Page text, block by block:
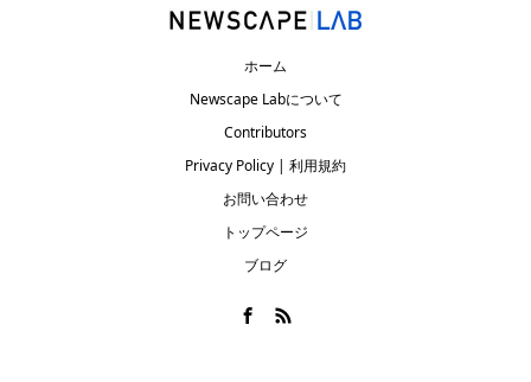
ホーム
Newscape Labについて
Contributors
Privacy Policy | 利用規約
お問い合わせ
トップページ
ブログ